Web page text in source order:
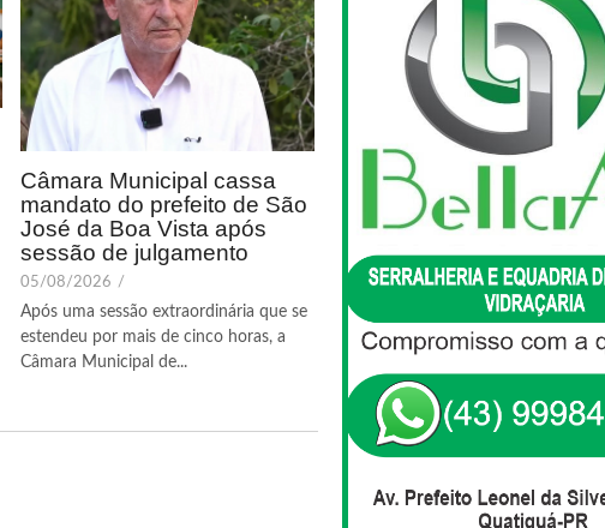
Câmara Municipal cassa
mandato do prefeito de São
José da Boa Vista após
sessão de julgamento
05/08/2026 /
Após uma sessão extraordinária que se
estendeu por mais de cinco horas, a
Câmara Municipal de...